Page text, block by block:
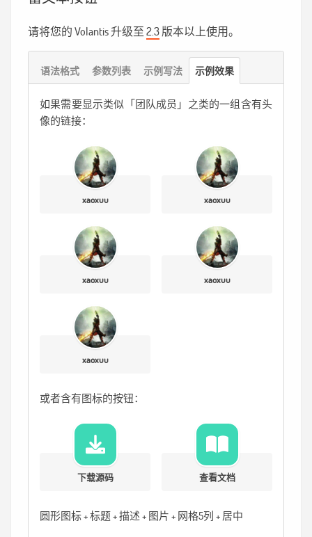
请将您的 Volantis 升级至2.3版本以上使用。
语法格式 参数列表 示例写法 示例效果
如果需要显示类似「团队成员」之类的一组含有头
像的链接：
xaoxuu xaoxuu
xaoxuu xaoxuu
xaoxuu
或者含有图标的按钮：
下载源码 查看文档
圆形图标 + 标题 + 描述 + 图片 + 网格5列 + 居中